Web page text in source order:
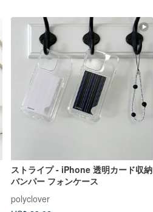
ストライプ - iPhone 透明カード収納
バンパー フォンケース
polyclover